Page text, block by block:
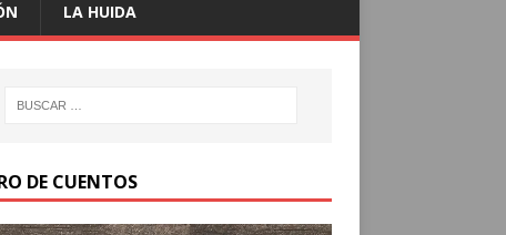
LA HUIDA
DE CUENTOS